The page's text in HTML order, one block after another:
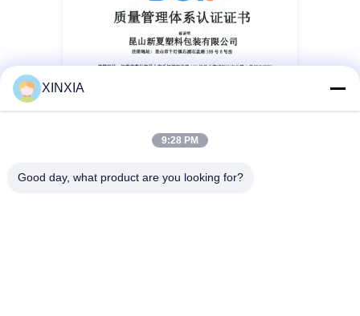
XINXIA
9:28 PM
Good day, what product are you looking for?